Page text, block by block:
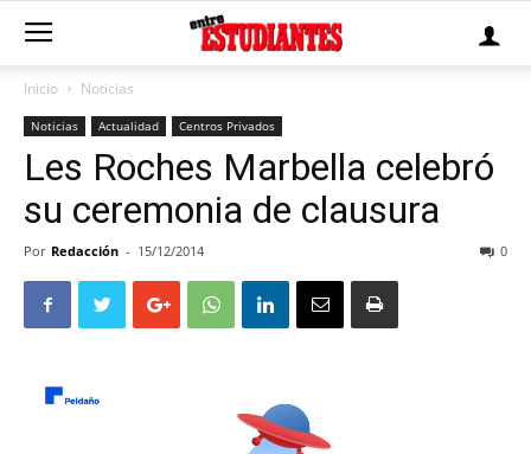
Inicio Noticias
Noticias Actualidad Centros Privados
Les Roches Marbella celebró
su ceremonia de clausura
Por Redacción - 15/12/2014 0